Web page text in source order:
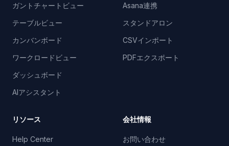
ガントチャートビュー
テーブルビュー
カンバンボード
ワークロードビュー
ダッシュボード
AIアシスタント
Asana連携
スタンドアロン
CSVインポート
PDFエクスポート
リソース
Help Center
会社情報
お問い合わせ